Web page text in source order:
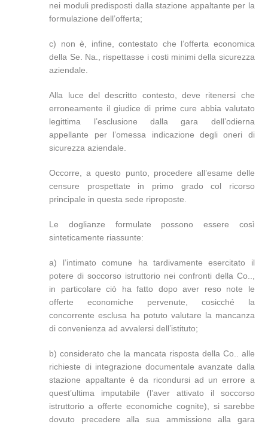
nei moduli predisposti dalla stazione appaltante per la
formulazione dell’offerta;
c) non è, infine, contestato che l’offerta economica
della Se. Na., rispettasse i costi minimi della sicurezza
aziendale.
Alla luce del descritto contesto, deve ritenersi che
erroneamente il giudice di prime cure abbia valutato
legittima l’esclusione dalla gara dell’odierna
appellante per l’omessa indicazione degli oneri di
sicurezza aziendale.
Occorre, a questo punto, procedere all’esame delle
censure prospettate in primo grado col ricorso
principale in questa sede riproposte.
Le doglianze formulate possono essere così
sinteticamente riassunte:
a) l’intimato comune ha tardivamente esercitato il
potere di soccorso istruttorio nei confronti della Co..,
in particolare ciò ha fatto dopo aver reso note le
offerte economiche pervenute, cosicché la
concorrente esclusa ha potuto valutare la mancanza
di convenienza ad avvalersi dell’istituto;
b) considerato che la mancata risposta della Co.. alle
richieste di integrazione documentale avanzate dalla
stazione appaltante è da ricondursi ad un errore a
quest’ultima imputabile (l’aver attivato il soccorso
istruttorio a offerte economiche cognite), si sarebbe
dovuto precedere alla sua ammissione alla gara